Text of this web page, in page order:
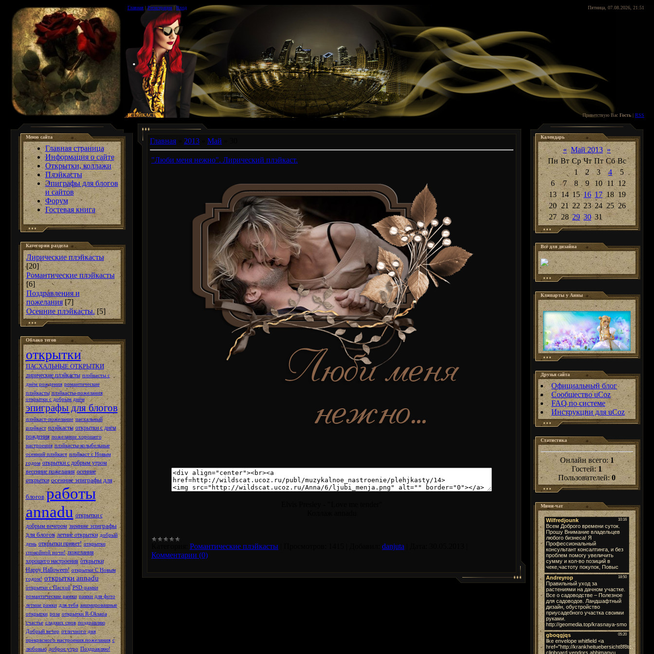
Главная | Регистрация | Вход Пятница, 07.08.2026, 21:51
.
ПЛЭЙКАСТЫ Приветствую Вас Гость | RSS
Меню сайта
Главная страница
Информация о сайте
Открытки, коллажи
Плэйкасты
Эпиграфы для блогов
и сайтов
Форум
Гостевая книга
Категории раздела
Лирические плэйкасты
[20]
Романтические плэйкасты
[6]
Поздравления и
пожелания [7]
Осенние плэйкасты. [5]
Облако тегов
открытки
ПАСХАЛЬНЫЕ ОТКРЫТКИ
лирические плэйкасты плэйкасты с
днём рождения романтические
плэйкасты плэйкасты-пожелания
открытки с добрым днём
эпиграфы для блогов
плэйкаст-пожелание пасхальный
плэйкаст плэйкасты открытки с днём
рождения пожелание хорошего
настроения плэйкасты-колыбельные
осенний плэйкаст плэйкаст с Новым
годом открытки с добрым утром
весенние пожелания осенние
открытки осенние эпиграфы для
блогов работы
annadu открытки с
добрым вечером зимние эпиграфы
для блогов летние открытки добрый
день открытки привет! открытки
спокойной ночи! пожелания
хорошего настроения открытки
Happy Halloween! открытки С Новым
годом! открытки annadu
открытки с Пасхой PSD-рамки
романтические рамки рамки для фото
летние рамки для тебя анимированные
открытки роза открытки R-Oksana
счастье сладких снов поздравляю
Добрый вечер отличного дня
прекрасного настроения.пожелания с
любовью доброе утро Поздравляю!
Главная 2013 Май
"Люби меня нежно". Лирический плэйкаст.
Романтические плэйкасты danjuta
Комментарии (0)
Календарь
« Май 2013 »
Пн Вт Ср Чт Пт Сб Вс
1
2 3 4
5
6
7 8 9 10 11 12
13 14 15 16 17 18 19
20 21 22 23 24 25 26
27 28 29 30 31
Всё для дизайна
Клипарты у Анны
Друзья сайта
Официальный блог
Сообщество uCoz
FAQ по системе
Инструкции для uCoz
Статистика
Онлайн всего:1
Гостей:1
Пользователей:0
Мини-чат